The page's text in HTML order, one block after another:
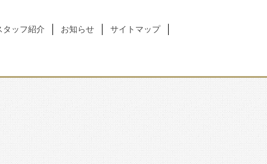
タッフ紹介 お知らせ サイトマップ